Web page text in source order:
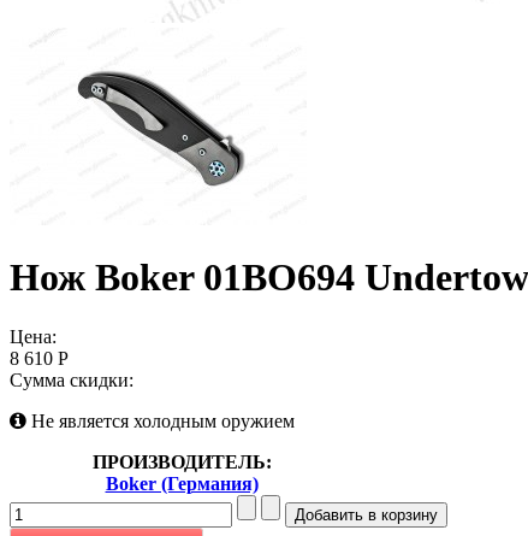
Нож Boker 01BO694 Undertow
Цена:
8 610 Р
Сумма скидки:
Не является холодным оружием
ПРОИЗВОДИТЕЛЬ:
Boker (Германия)